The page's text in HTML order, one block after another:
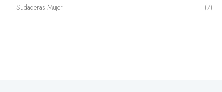
Sudaderas Mujer
(7)